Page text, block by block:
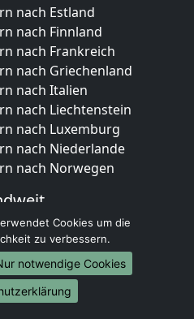
nach Estland
nach Finnland
nach Frankreich
nach Griechenland
nach Italien
nach Liechtenstein
nach Luxemburg
nach Niederlande
nach Norwegen
nach Berlin
nach Hamburg
nach München
nach Köln
nach Frankfurt am Main
Cookies um die
zu verbessern.
notwendige Cookies